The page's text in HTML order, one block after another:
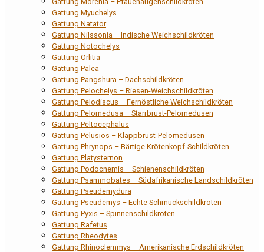
Gattung Myuchelys
Gattung Natator
Gattung Nilssonia – Indische Weichschildkröten
Gattung Notochelys
Gattung Orlitia
Gattung Palea
Gattung Pangshura – Dachschildkröten
Gattung Pelochelys – Riesen-Weichschildkröten
Gattung Pelodiscus – Fernöstliche Weichschildkröten
Gattung Pelomedusa – Starrbrust-Pelomedusen
Gattung Peltocephalus
Gattung Pelusios – Klappbrust-Pelomedusen
Gattung Phrynops – Bärtige Krötenkopf-Schildkröten
Gattung Platysternon
Gattung Podocnemis – Schienenschildkröten
Gattung Psammobates – Südafrikanische Landschildkröten
Gattung Pseudemydura
Gattung Pseudemys – Echte Schmuckschildkröten
Gattung Pyxis – Spinnenschildkröten
Gattung Rafetus
Gattung Rheodytes
Gattung Rhinoclemmys – Amerikanische Erdschildkröten